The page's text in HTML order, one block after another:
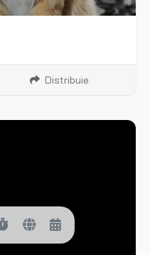
Distribuie